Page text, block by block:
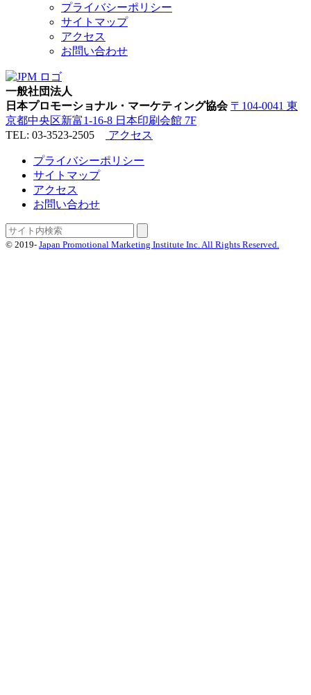
プライバシーポリシー
サイトマップ
アクセス
お問い合わせ
一般社団法人
日本プロモーショナル・マーケティング協会 〒104-0041 東
京都中央区新富1-16-8 日本印刷会館 7F
TEL: 03-3523-2505
アクセス
プライバシーポリシー
サイトマップ
アクセス
お問い合わせ
© 2019- Japan Promotional Marketing Institute Inc. All Rights Reserved.